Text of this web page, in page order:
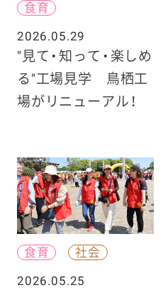
食育
2026.05.29
"見て・知って・楽しめ
る"工場見学 鳥栖工
場がリニューアル！
食育
社会
2026.05.25